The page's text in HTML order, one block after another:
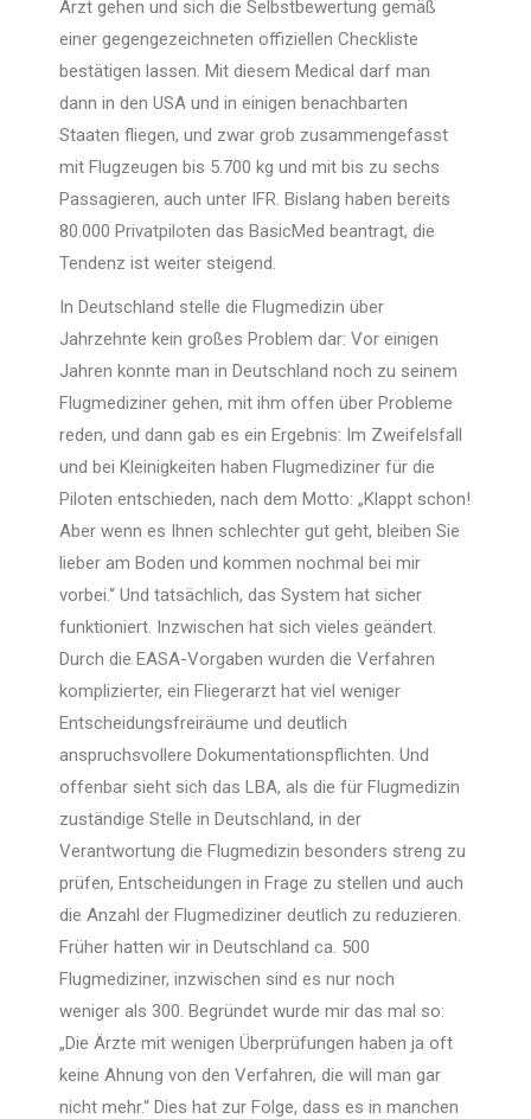
Arzt gehen und sich die Selbstbewertung gemäß
einer gegengezeichneten offiziellen Checkliste
bestätigen lassen. Mit diesem Medical darf man
dann in den USA und in einigen benachbarten
Staaten fliegen, und zwar grob zusammengefasst
mit Flugzeugen bis 5.700 kg und mit bis zu sechs
Passagieren, auch unter IFR. Bislang haben bereits
80.000 Privatpiloten das BasicMed beantragt, die
Tendenz ist weiter steigend.
In Deutschland stelle die Flugmedizin über
Jahrzehnte kein großes Problem dar: Vor einigen
Jahren konnte man in Deutschland noch zu seinem
Flugmediziner gehen, mit ihm offen über Probleme
reden, und dann gab es ein Ergebnis: Im Zweifelsfall
und bei Kleinigkeiten haben Flugmediziner für die
Piloten entschieden, nach dem Motto: „Klappt schon!
Aber wenn es Ihnen schlechter gut geht, bleiben Sie
lieber am Boden und kommen nochmal bei mir
vorbei.“ Und tatsächlich, das System hat sicher
funktioniert. Inzwischen hat sich vieles geändert.
Durch die EASA-Vorgaben wurden die Verfahren
komplizierter, ein Fliegerarzt hat viel weniger
Entscheidungsfreiräume und deutlich
anspruchsvollere Dokumentationspflichten. Und
offenbar sieht sich das LBA, als die für Flugmedizin
zuständige Stelle in Deutschland, in der
Verantwortung die Flugmedizin besonders streng zu
prüfen, Entscheidungen in Frage zu stellen und auch
die Anzahl der Flugmediziner deutlich zu reduzieren.
Früher hatten wir in Deutschland ca. 500
Flugmediziner, inzwischen sind es nur noch
weniger als 300. Begründet wurde mir das mal so:
„Die Ärzte mit wenigen Überprüfungen haben ja oft
keine Ahnung von den Verfahren, die will man gar
nicht mehr.“ Dies hat zur Folge, dass es in manchen